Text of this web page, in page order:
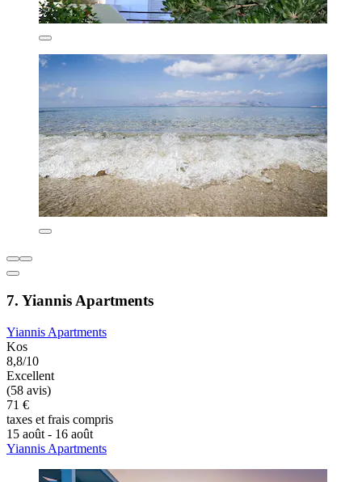
7. Yiannis Apartments
Yiannis Apartments
Kos
8,8/10
Excellent
(58 avis)
71 €
taxes et frais compris
15 août - 16 août
Yiannis Apartments